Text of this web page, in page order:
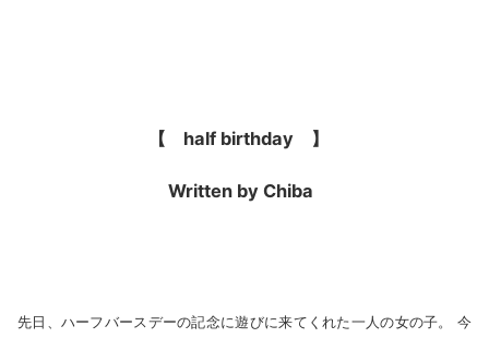
【 half birthday 】
Written by Chiba
先日、ハーフバースデーの記念に遊びに来てくれた一人の女の子。 今